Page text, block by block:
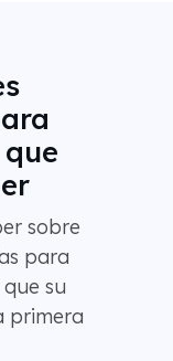
sobre
para
su
primera